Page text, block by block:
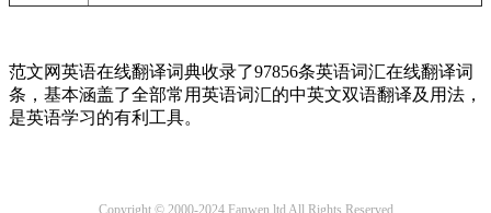
范文网英语在线翻译词典收录了97856条英语词汇在线翻译词
条，基本涵盖了全部常用英语词汇的中英文双语翻译及用法，
是英语学习的有利工具。
Copyright © 2000-2024 Fanwen.ltd All Rights Reserved